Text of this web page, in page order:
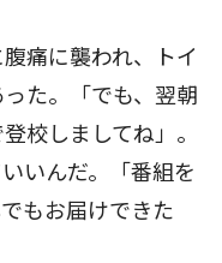
痛に襲われ、トイ
た。「でも、翌朝
校しましてね」。
いんだ。「番組を
もお届けできた